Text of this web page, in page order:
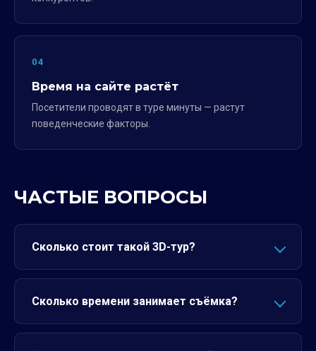
04
Время на сайте растёт
Посетители проводят в туре минуты — растут
поведенческие факторы.
ЧАСТЫЕ ВОПРОСЫ
Сколько стоит такой 3D-тур?
Сколько времени занимает съёмка?